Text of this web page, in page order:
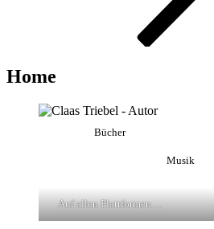
Home
Bücher
Musik
Auf allen Plattformen…